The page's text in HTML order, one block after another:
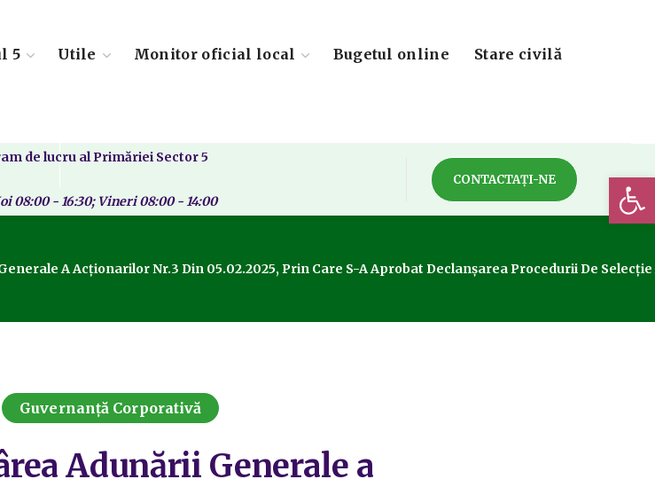
5 Utile Monitor oficial local Bugetul online Stare civilă
de lucru al Primăriei Sector 5
08:00 - 16:30; Vineri 08:00 - 14:00
CONTACTAȚI-NE
A Acționarilor Nr.3 Din 05.02.2025, Prin Care S-A Aprobat Declanșarea Procedurii De
Guvernanță Corporativă
Adunării Generale a